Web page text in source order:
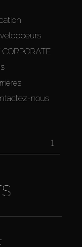
CORPORATE
nous
1